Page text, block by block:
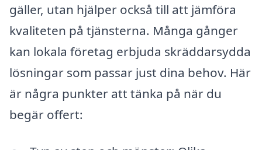
gäller, utan hjälper också till att jämföra
kvaliteten på tjänsterna. Många gånger
kan lokala företag erbjuda skräddarsydda
lösningar som passar just dina behov. Här
är några punkter att tänka på när du
begär offert: